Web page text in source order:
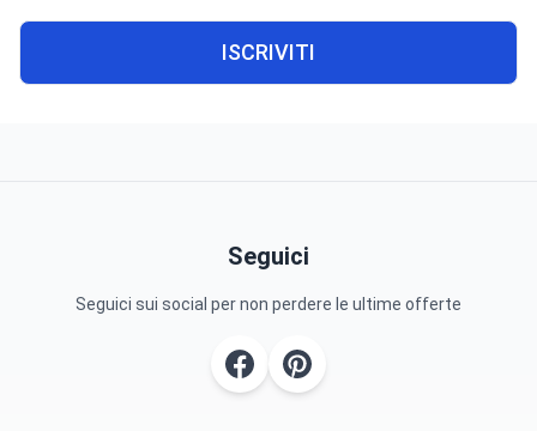
ISCRIVITI
Seguici
Seguici sui social per non perdere le ultime offerte